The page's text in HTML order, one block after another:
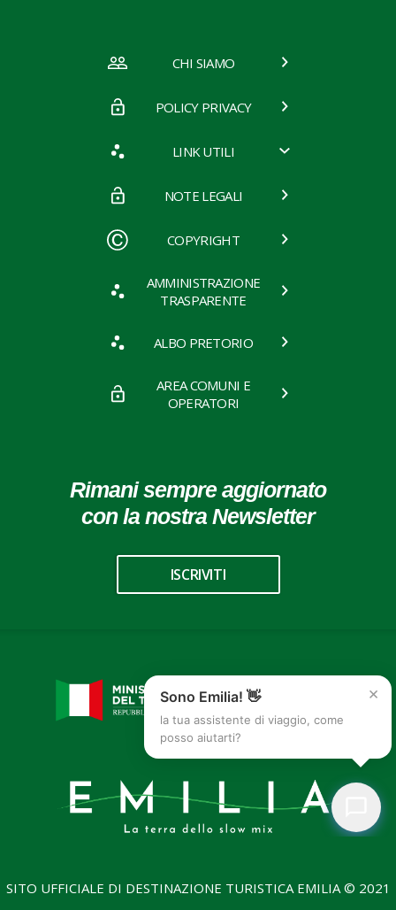
CHI SIAMO
POLICY PRIVACY
LINK UTILI
NOTE LEGALI
COPYRIGHT
AMMINISTRAZIONE
TRASPARENTE
ALBO PRETORIO
AREA COMUNI E
OPERATORI
Rimani sempre aggiornato
con la nostra Newsletter
ISCRIVITI
SITO UFFICIALE DI DESTINAZIONE TURISTICA EMILIA © 2021
×
Sono Emilia! 👋
la tua assistente di viaggio, come
posso aiutarti?